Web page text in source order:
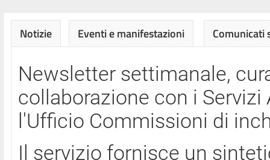
Notizie Eventi e manifestazioni Comunicati
Newsletter settimanale,
collaborazione con i
l'Ufficio Commissioni di
Il servizio fornisce un